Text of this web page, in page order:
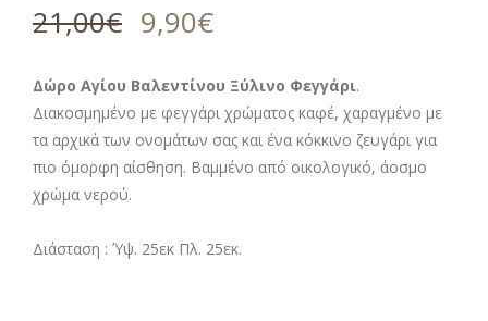
από 5 με
βάση
21,00€ 9,90€
Δώρο Αγίου Βαλεντίνου Ξύλινο Φεγγάρι.
Διακοσμημένο με φεγγάρι χρώματος καφέ, χαραγμένο με
τα αρχικά των ονομάτων σας και ένα κόκκινο ζευγάρι για
πιο όμορφη αίσθηση. Βαμμένο από οικολογικό, άοσμο
χρώμα νερού.
Διάσταση : Ύψ. 25εκ Πλ. 25εκ.